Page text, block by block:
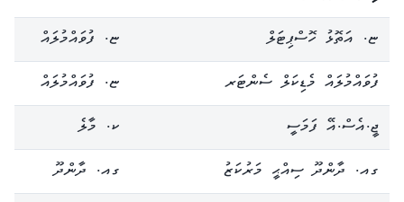
ޏ. އަތޮޅު ހޮސްޕިޓަލް
ޏ. ފުވައްމުލައް
ފުވައްމުލައް މެޑިކަލް ސެންޓަރ
ޏ. ފުވައްމުލައް
ޖީ.އެސް.އޭ ފަމަސީ
ކ. މާލެ
ގއ. ދާންދޫ ސިއްޙީ މަރުކަޒު
ގއ. ދާންދޫ